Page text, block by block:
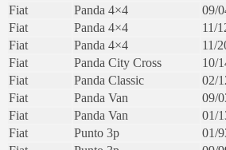
Fiat
Panda 4×4
09/
Fiat
Panda 4×4
11/
Fiat
Panda 4×4
11/
Fiat
Panda City Cross
10/
Fiat
Panda Classic
02/
Fiat
Panda Van
09/
Fiat
Panda Van
01/
Fiat
Punto 3p
01/